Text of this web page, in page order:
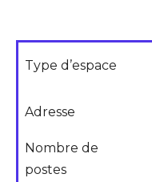
Type d’espace
Adresse
Nombre de
postes